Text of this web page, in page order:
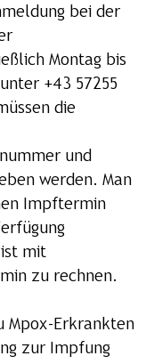
bei der
Montag bis
+43 57255
die
und
werden. Man
Impftermin
mit
zu rechnen.
Mpox-Erkrankten
zur Impfung